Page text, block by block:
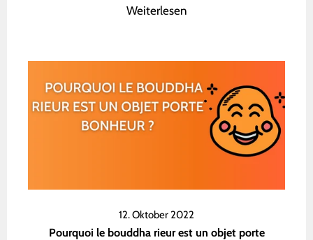
Weiterlesen
12. Oktober 2022
Pourquoi le bouddha rieur est un objet porte